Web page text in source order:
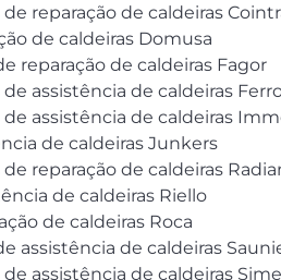
reparação de caldeiras
de caldeiras Domusa
reparação de caldeiras Fagor
assistência de caldeiras
assistência de caldeiras
de caldeiras Junkers
reparação de caldeiras
de caldeiras Riello
de caldeiras Roca
assistência de caldeiras
assistência de caldeiras Sime